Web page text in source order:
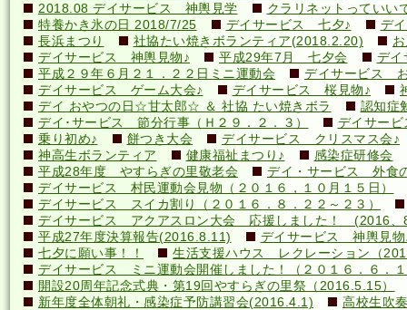
2018.08 デイサービス 神輿見学
クラリネットってい
特養かき氷の日 2018/7/25
デイサービス 七夕♪
デ
長浜まつり
社協たい焼きボランティア(2018.2.20)
デイサービス 神輿見物♪
平成29年7月 七夕会
デイ
平成２９年６月２１．２２日ミニ運動会
デイサービス
デイサービス ゲーム大会♪
デイサービス 桜見物♪
デイ おやつの日☆甘太郎☆ ＆ 社協 たい焼きボラ
認知症
デイ･サービス 節分行事（Ｈ２９．２．３）
デイサー
乗り初め♪
餅つき大会
デイサービス クリスマス会♪
神高生ボランティア
健康福祉まつり♪
感染症研修会
平成28年度 やすらぎの里敬老会
デイ・サービス 外食
デイサービス 村民運動会見物（２０１６，１０月１５日）
デイサービス スイカ割り（２０１６．８．２２～２３）
デイサービス アクアスロン大会 応援しました！ (2016、
平成27年度決算報告(2016.8.11)
デイサービス 神輿見物
七夕に願い事！！
生活支援ハウス レクレーション（
デイサービス ミニ運動会開催しました！（２０１６．６．
開設20周年記念式典・第19回やすらぎの里祭（2016.5.15）
新年度全体朝礼・感染症予防講習会(2016.4.1)
高校生吹